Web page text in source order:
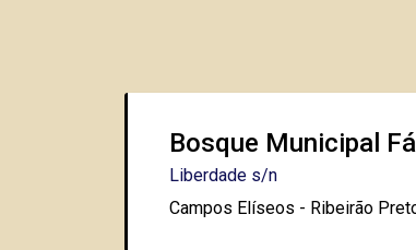
Bosque Municipal
Liberdade s/n
Campos Elíseos - Ribeirão